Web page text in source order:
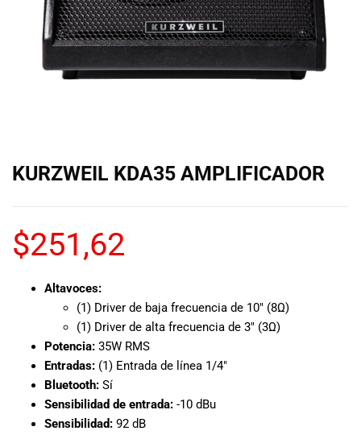
marcas del
mercado,
desde
guitarras, bajos
También
accesorios
para satisfacer
todas las
necesidades
musicales.
de expertos en
KURZWEIL KDA35 AMPLIFICADOR
$251,62
Altavoces:
(1) Driver de baja frecuencia de 10″ (8Ω)
(1) Driver de alta frecuencia de 3″ (3Ω)
Potencia: 35W RMS
Entradas: (1) Entrada de línea 1/4″
Bluetooth: Sí
Sensibilidad de entrada: -10 dBu
Sensibilidad: 92 dB